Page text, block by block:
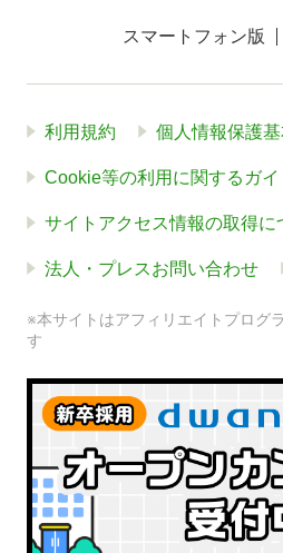
スマートフォン版
利用規約 個人情報保護
Cookie等の利用に関するガイ
サイトアクセス情報の取得に
法人・プレスお問い合わせ
※本サイトはアフィリエイトプログ
す